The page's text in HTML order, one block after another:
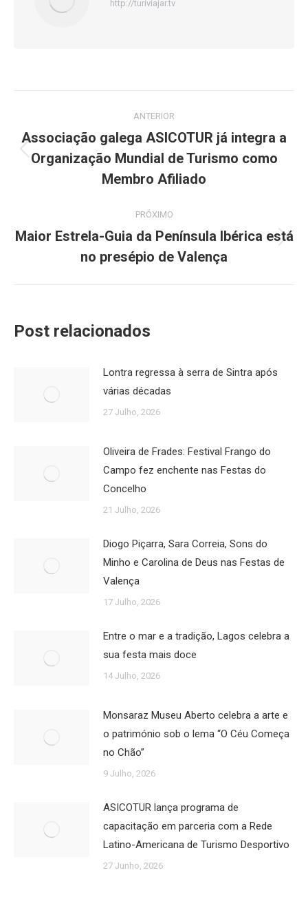
http://turiviajar.tv
de
post:
ANTERIOR
Post
anterior:
Associação galega ASICOTUR já integra a
Organização Mundial de Turismo como
Membro Afiliado
PRÓXIMO
Próximo
post:
Maior Estrela-Guia da Península Ibérica está
no presépio de Valença
Post relacionados
Lontra regressa à serra de Sintra após
várias décadas
27 Julho, 2026
Oliveira de Frades: Festival Frango do
Campo fez enchente nas Festas do
Concelho
21 Julho, 2026
Diogo Piçarra, Sara Correia, Sons do
Minho e Carolina de Deus nas Festas de
Valença
17 Julho, 2026
Entre o mar e a tradição, Lagos celebra a
sua festa mais doce
14 Julho, 2026
Monsaraz Museu Aberto celebra a arte e
o património sob o lema “O Céu Começa
no Chão”
9 Julho, 2026
ASICOTUR lança programa de
capacitação em parceria com a Rede
Latino-Americana de Turismo Desportivo
27 Junho, 2026